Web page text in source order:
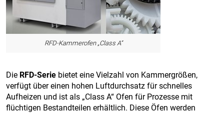
RFD-Kammerofen „Class A“
Die RFD-Serie bietet eine Vielzahl von Kammergrößen,
verfügt über einen hohen Luftdurchsatz für schnelles
Aufheizen und ist als „Class A“ Ofen für Prozesse mit
flüchtigen Bestandteilen erhältlich. Diese Öfen werden